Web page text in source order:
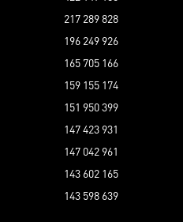
217 289 828
196 249 926
165 705 166
159 155 174
151 950 399
147 423 931
147 042 961
143 602 165
143 598 639